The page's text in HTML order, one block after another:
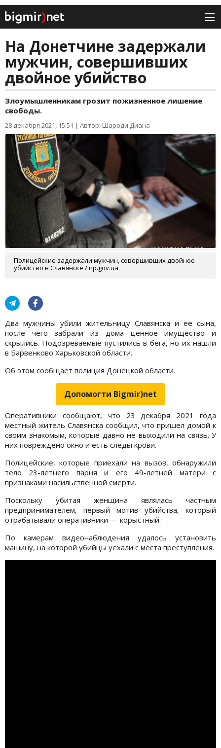
На Донетчине задержали
мужчин, совершивших
двойное убийство
Злоумышленникам грозит пожизненное лишение
свободы.
28 декабря 2021, 15:51 | Автор: Шароди Диана
Полицейские задержали мужчин, совершивших двойное
убийство в Славянске / np.gov.ua
Два мужчины убили жительницу Славянска и ее сына,
после чего забрали из дома ценное имущество и
скрылись. Подозреваемые пустились в бега, но их нашли
в Барвенково Харьковской области.
Об этом сообщает полиция Донецкой области.
Допомогти Bigmir)net
Оперативники сообщают, что 23 декабря 2021 года
местный житель Славянска сообщил, что пришел домой к
своим знакомым, которые давно не выходили на связь. У
них повреждено окно и есть следы крови.
Полицейские, которые приехали на вызов, обнаружили
тело 23-летнего парня и его 49-летней матери с
признаками насильственной смерти.
Поскольку убитая женщина являлась частным
предпринимателем, первый мотив убийства, который
отрабатывали оперативники — корыстный.
По камерам видеонаблюдения удалось установить
машину, на которой убийцы уехали с места преступления.